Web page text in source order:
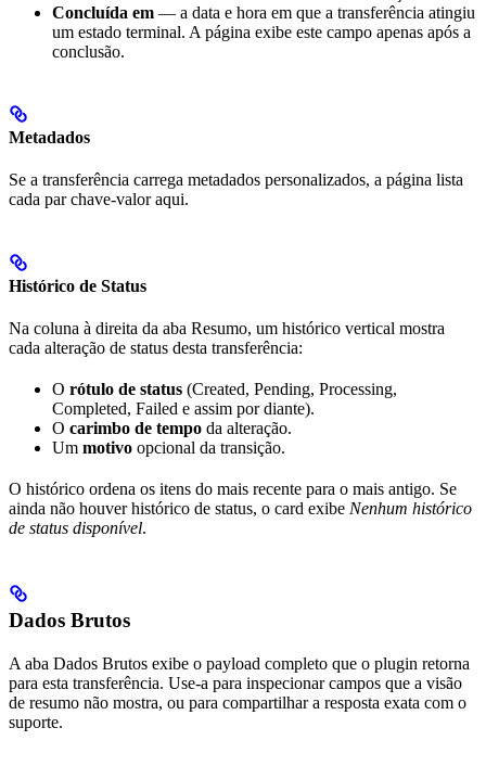
Concluída em — a data e hora em que a transferência atingiu
um estado terminal. A página exibe este campo apenas após a
conclusão.
Metadados
Se a transferência carrega metadados personalizados, a página lista
cada par chave-valor aqui.
Histórico de Status
Na coluna à direita da aba Resumo, um histórico vertical mostra
cada alteração de status desta transferência:
O rótulo de status (Created, Pending, Processing,
Completed, Failed e assim por diante).
O carimbo de tempo da alteração.
Um motivo opcional da transição.
O histórico ordena os itens do mais recente para o mais antigo. Se
ainda não houver histórico de status, o card exibe Nenhum histórico
de status disponível.
Dados Brutos
A aba Dados Brutos exibe o payload completo que o plugin retorna
para esta transferência. Use-a para inspecionar campos que a visão
de resumo não mostra, ou para compartilhar a resposta exata com o
suporte.